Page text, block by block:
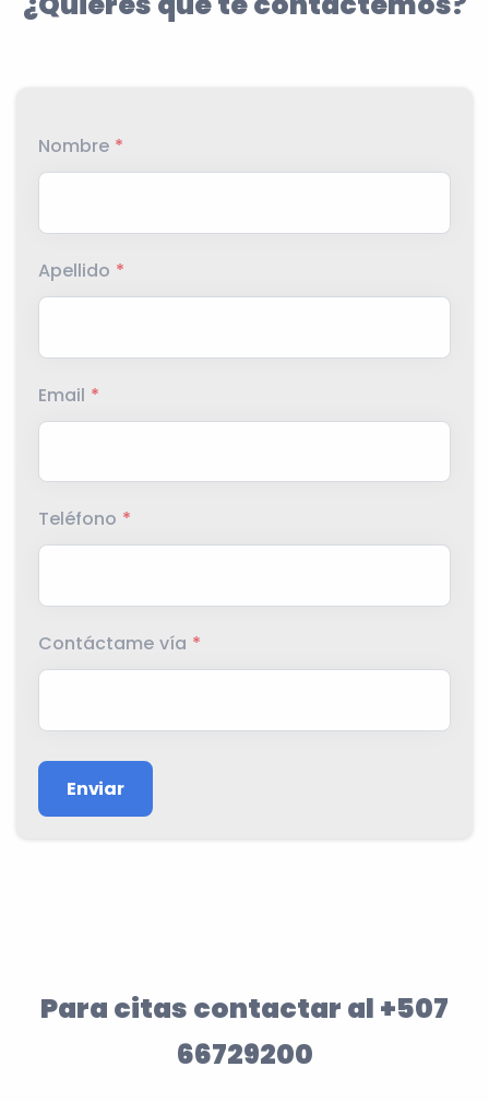
Nombre *
Apellido *
Email *
Teléfono *
Contáctame vía *
Enviar
Para citas contactar al +507
66729200